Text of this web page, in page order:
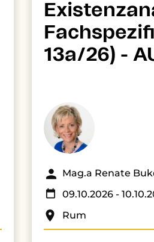
13a/26) -
Mag.a Renate
09.10.2026 -
Rum